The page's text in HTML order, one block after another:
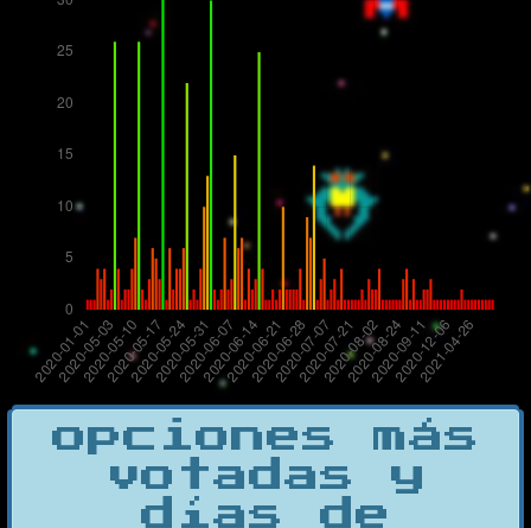
opciones más
votadas y
días de